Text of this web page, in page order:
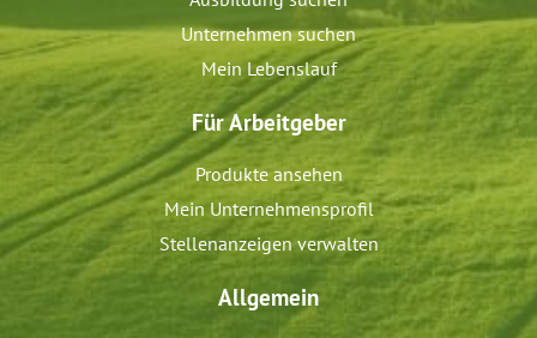
Unternehmen suchen
Mein Lebenslauf
Für Arbeitgeber
Produkte ansehen
Mein Unternehmensprofil
Stellenanzeigen verwalten
Allgemein